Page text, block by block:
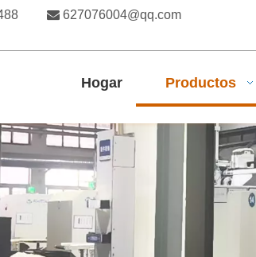
 627076004@qq.com
Hogar Productos